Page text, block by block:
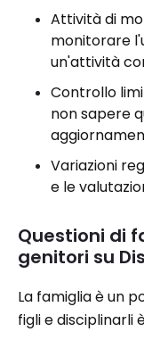
Attività di
monitorare
un'attività
Controllo
non sapere
Variazioni
e le
Questioni di
genitori su
La famiglia è un
figli e disciplinarli